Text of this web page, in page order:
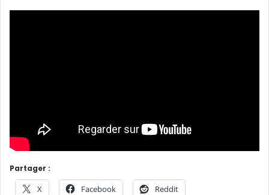
Partager :
X Facebook Reddit